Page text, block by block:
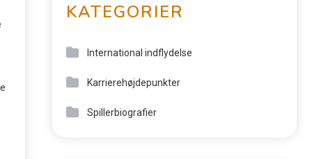
KATEGORIER
International indflydelse
Karrierehøjdepunkter
Spillerbiografier